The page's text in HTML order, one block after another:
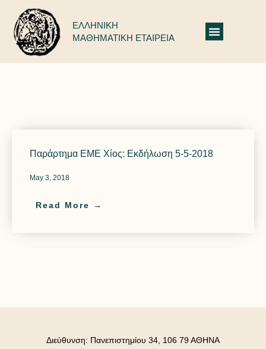
ΕΛΛΗΝΙΚΗ
ΜΑΘΗΜΑΤΙΚΗ ΕΤΑΙΡΕΙΑ
Παράρτημα ΕΜΕ Χίος: Εκδήλωση 5-5-2018
May 3, 2018
Read More →
Διεύθυνση: Πανεπιστημίου 34, 106 79 ΑΘΗΝΑ